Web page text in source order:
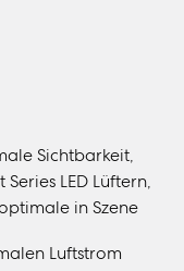
Sichtbarkeit,
LED Lüftern,
in Szene
Luftstrom